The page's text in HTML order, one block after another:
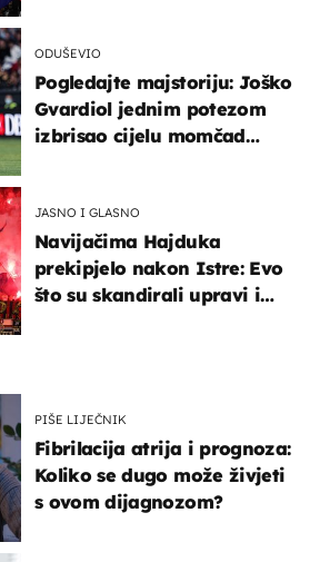
PIŠE LIJEČNIK
Fibrilacija atrija i prognoza:
Koliko se dugo može živjeti
s ovom dijagnozom?
ODUŠEVIO
Pogledajte majstoriju: Joško
Gvardiol jednim potezom
izbrisao cijelu momčad
JASNO I GLASNO
Navijačima Hajduka
prekipjelo nakon Istre: Evo
što su skandirali upravi i